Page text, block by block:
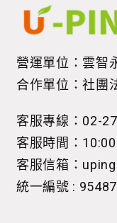
營運單位：雲智
合作單位：社團
客服專線：02-
客服時間：
客服信箱：
統一編號 :